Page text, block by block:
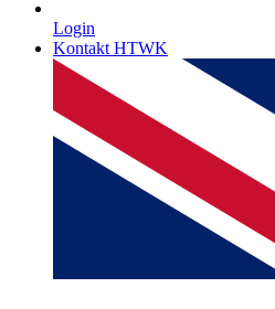
Login
Kontakt HTWK